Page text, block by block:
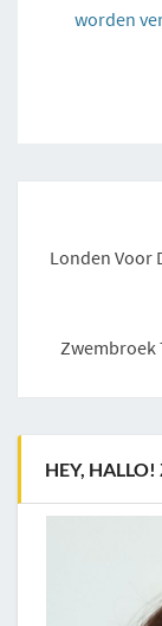
worden
Londen Voor
Zwembroek
HEY, HALLO!